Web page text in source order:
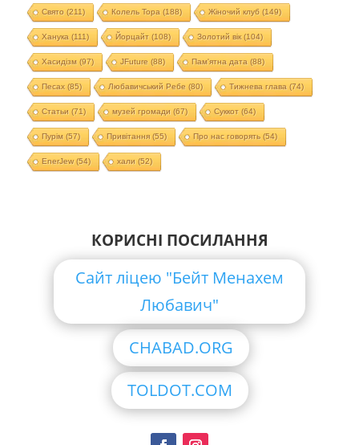
Свято (211) Колель Тора (188) Жіночий клуб (149)
Ханука (111) Йорцайт (108) Золотий вік(104)
Хасидізм (97) JFuture (88) Пам'ятна дата (88)
Песах(85) Любавичський Ребе (80) Тижнева глава (74)
Статьи (71) музей громади (67) Суккот (64)
Пурім (57) Привітання(55) Про нас говорять (54)
EnerJew(54) хали (52)
КОРИСНІ ПОСИЛАННЯ
Сайт ліцею "Бейт Менахем
Любавич"
CHABAD.ORG
TOLDOT.COM